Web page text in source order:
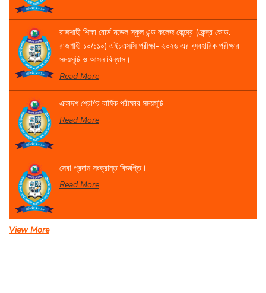
রাজশাহী শিক্ষা বোর্ড মডেল স্কুল এন্ড কলেজ কেন্দ্রে (কেন্দ্র কোড:
রাজশাহী ১০/১১০) এইচএসসি পরীক্ষা- ২০২৬ এর ব্যবহারিক পরীক্ষার
সময়সূচি ও আসন বিন্যাস।
Read More
একাদশ শ্রেণির বার্ষিক পরীক্ষার সময়সূচি
Read More
সেবা প্রদান সংক্রান্ত বিজ্ঞপ্তি।
Read More
View More